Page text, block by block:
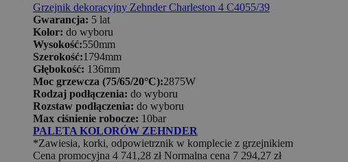
Grzejnik dekoracyjny Zehnder Charleston 4 C4055/39
Gwarancja: 5 lat
Kolor: do wyboru
Wysokość:550mm
Szerokość:1794mm
Głębokość: 136mm
Moc grzewcza (75/65/20°C):2875W
Rodzaj podłączenia: do wyboru
Rozstaw podłączenia: do wyboru
Max ciśnienie robocze: 10bar
PALETA KOLORÓW ZEHNDER
*Zawiesia, korki, odpowietrznik w komplecie z grzejnikiem
Cena promocyjna 4 741,28 zł Normalna cena 7 294,27 zł